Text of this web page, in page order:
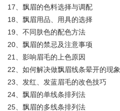
17、飘眉的色料选择与调配
18、飘眉用品、用具的选择
19、不同肤色的配色方法
20、飘眉的禁忌及注意事项
21、影响眉毛的上色原因
22、如何解决做飘眉线条晕开的现象
23、发红、发蓝眉毛的改色技巧
24、飘眉的单线条排列法
25、飘眉的多线条排列法